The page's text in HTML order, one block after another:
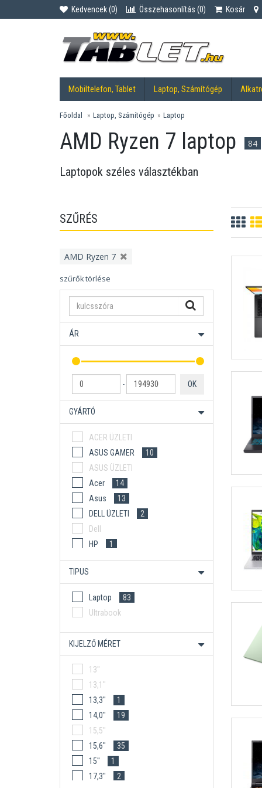
Kedvencek (0) Összehasonlítás (0) Kosár
Mobiltelefon, Tablet Laptop, Számítógép
Főoldal Laptop, Számítógép Laptop
AMD Ryzen 7 laptop 84
Laptopok széles választékban
SZŰRÉS
AMD Ryzen 7
szűrők törlése
ÁR
- OK
GYÁRTÓ
ACER ÜZLETI
ASUS GAMER
10
ASUS ÜZLETI
Acer
14
Asus
13
DELL ÜZLETI
2
Dell
HP
1
HP ÜZLETI
7
Lenovo Üzleti
TIPUS
Laptop
83
Ultrabook
KIJELZŐ MÉRET
13"
13,1"
13,3"
1
14,0"
19
15,5"
15,6"
35
15"
1
17,3"
2